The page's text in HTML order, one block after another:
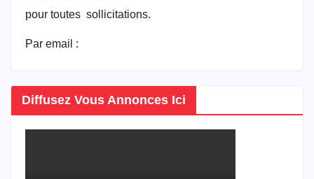
pour toutes sollicitations.
Par email :
Diffusez Vous Annonces Ici